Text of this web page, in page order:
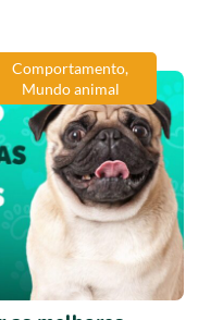
Comportamento,
Mundo animal